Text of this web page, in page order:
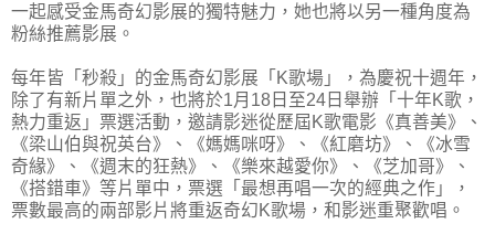
一起感受金馬奇幻影展的獨特魅力，她也將以另一種角度為
粉絲推薦影展。
每年皆「秒殺」的金馬奇幻影展「K歌場」，為慶祝十週年，
除了有新片單之外，也將於1月18日至24日舉辦「十年K歌，
熱力重返」票選活動，邀請影迷從歷屆K歌電影《真善美》、
《梁山伯與祝英台》、《媽媽咪呀》、《紅磨坊》、《冰雪
奇緣》、《週末的狂熱》、《樂來越愛你》、《芝加哥》、
《搭錯車》等片單中，票選「最想再唱一次的經典之作」，
票數最高的兩部影片將重返奇幻K歌場，和影迷重聚歡唱。